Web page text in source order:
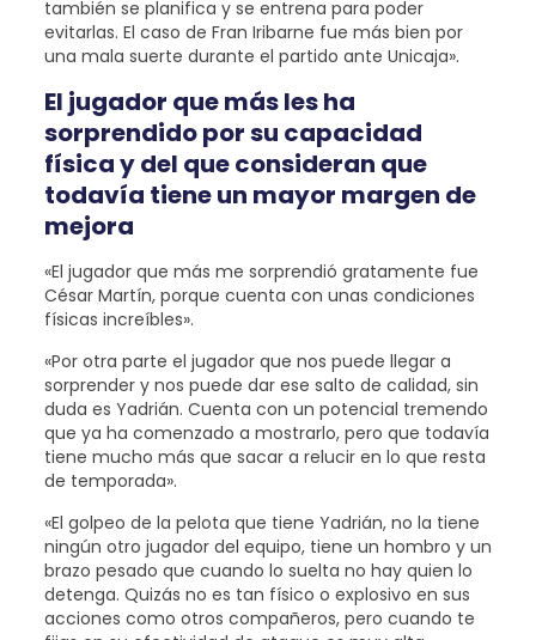
también se planifica y se entrena para poder
evitarlas. El caso de Fran Iribarne fue más bien por
una mala suerte durante el partido ante Unicaja».
El jugador que más les ha
sorprendido por su capacidad
física y del que consideran que
todavía tiene un mayor margen de
mejora
«El jugador que más me sorprendió gratamente fue
César Martín, porque cuenta con unas condiciones
físicas increíbles».
«Por otra parte el jugador que nos puede llegar a
sorprender y nos puede dar ese salto de calidad, sin
duda es Yadrián. Cuenta con un potencial tremendo
que ya ha comenzado a mostrarlo, pero que todavía
tiene mucho más que sacar a relucir en lo que resta
de temporada».
«El golpeo de la pelota que tiene Yadrián, no la tiene
ningún otro jugador del equipo, tiene un hombro y un
brazo pesado que cuando lo suelta no hay quien lo
detenga. Quizás no es tan físico o explosivo en sus
acciones como otros compañeros, pero cuando te